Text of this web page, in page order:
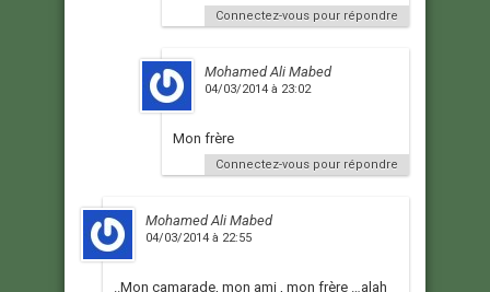
Connectez-vous pour répondre
Mohamed Ali Mabed
04/03/2014 à 23:02
Mon frère
Connectez-vous pour répondre
Mohamed Ali Mabed
04/03/2014 à 22:55
..Mon camarade, mon ami , mon frère …alah